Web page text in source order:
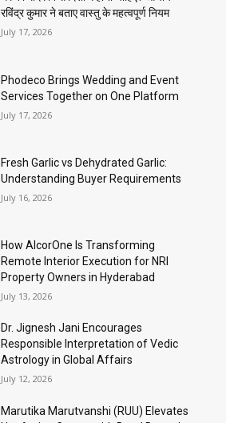
रविंद्र कुमार ने बताए वास्तु के महत्वपूर्ण नियम
July 17, 2026
Phodeco Brings Wedding and Event
Services Together on One Platform
July 17, 2026
Fresh Garlic vs Dehydrated Garlic:
Understanding Buyer Requirements
July 16, 2026
How AlcorOne Is Transforming
Remote Interior Execution for NRI
Property Owners in Hyderabad
July 13, 2026
Dr. Jignesh Jani Encourages
Responsible Interpretation of Vedic
Astrology in Global Affairs
July 12, 2026
Marutika Marutvanshi (RUU) Elevates